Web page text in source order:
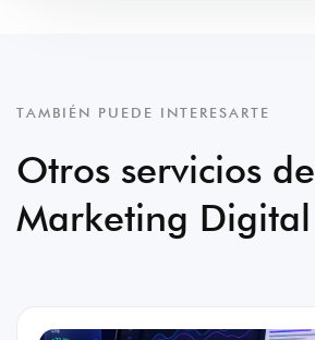
TAMBIÉN PUEDE INTERESARTE
Otros servicios de
Marketing Digital